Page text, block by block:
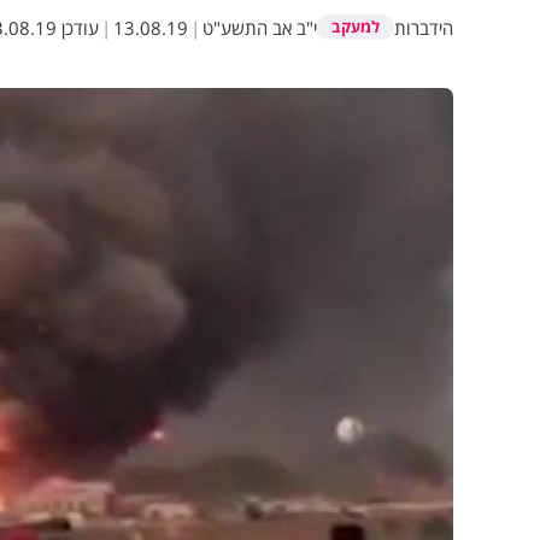
הידברות למעקב י"ב אב התשע"ט |
13.08.19
| עודכן 12:09